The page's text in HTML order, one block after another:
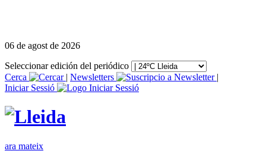
06 de agost de 2026
Seleccionar edición del periódico
Cerca
| Newsletters
|
Iniciar Sessió
ara mateix